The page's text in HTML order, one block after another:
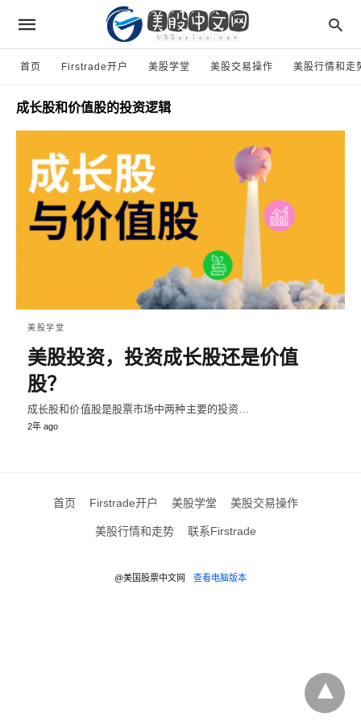
首页 Firstrade开户 美股学堂 美股交易操作 美股行情和走
成长股和价值股的投资逻辑
美股学堂
美股投资，投资成长股还是价值
股？
成长股和价值股是股票市场中两种主要的投资…
2年 ago
首页 Firstrade开户 美股学堂 美股交易操作
美股行情和走势 联系Firstrade
@美国股票中文网 查看电脑版本